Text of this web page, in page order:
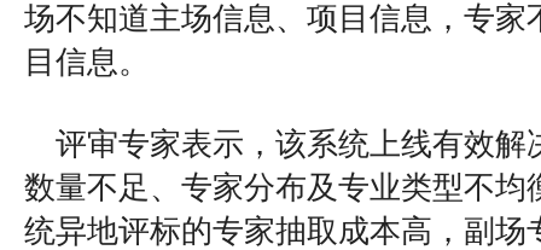
场不知道主场信息、项目信息，专家
目信息。
评审专家表示，该系统上线有效解
数量不足、专家分布及专业类型不均
统异地评标的专家抽取成本高，副场